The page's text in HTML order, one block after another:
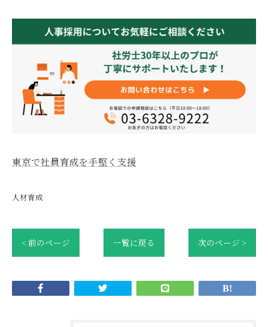
東京で社員育成を手堅く支援
人材育成
< 前のページ 一覧に戻る 次のページ >